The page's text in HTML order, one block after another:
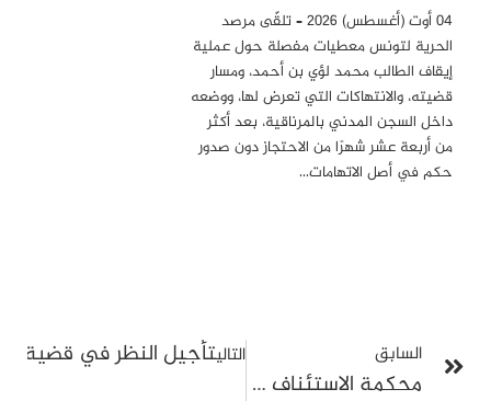
04 أوت (أغسطس) 2026 – تلقّى مرصد
الحرية لتونس معطيات مفصلة حول عملية
إيقاف الطالب محمد لؤي بن أحمد، ومسار
قضيته، والانتهاكات التي تعرض لها، ووضعه
داخل السجن المدني بالمرناقية، بعد أكثر
من أربعة عشر شهرًا من الاحتجاز دون صدور
حكم في أصل الاتهامات…
السابق
محكمة الاستئناف تؤجّل النظر في قضية محمد بوغلاب المتعلقة بتدوينة على الفايسبوك
التاليتأجيل النظر في قضية “التآمر على أمن